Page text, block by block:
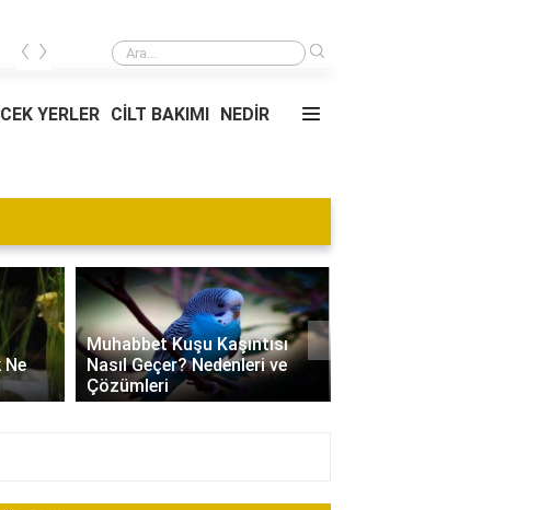
Kgk sınavının sonuçları kaç yıl geçerlidir?
‹ ›
YERLER CİLT BAKIMI NEDİR
Ne
Muhabbet Kuşu Kaşıntısı
Nasıl Geçer? Nedenleri ve
Çözümleri
›